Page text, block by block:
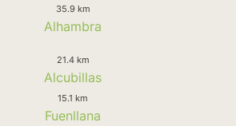
35.9 km
Alhambra
21.4 km
Alcubillas
15.1 km
Fuenllana